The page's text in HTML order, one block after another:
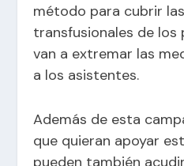
método para cubrir
transfusionales de los
van a extremar las
a los asistentes.
Además de esta
que quieran apoyar
pueden también